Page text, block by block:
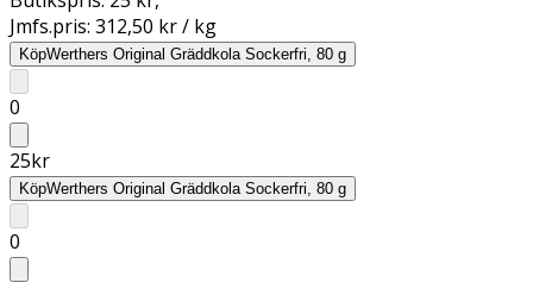
Jmfs.pris: 312,50 kr / kg
KöpWerthers Original Gräddkola Sockerfri, 80 g
0
25kr
KöpWerthers Original Gräddkola Sockerfri, 80 g
0